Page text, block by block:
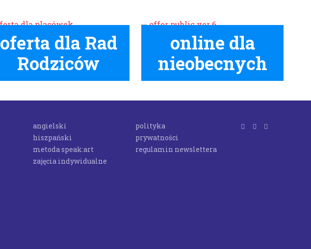
oferta dla Rad
Rodziców
online dla
nieobecnych
angielski
hiszpański
metoda speak:art
zajęcia indywidualne
polityka
prywatności
regulamin newslettera